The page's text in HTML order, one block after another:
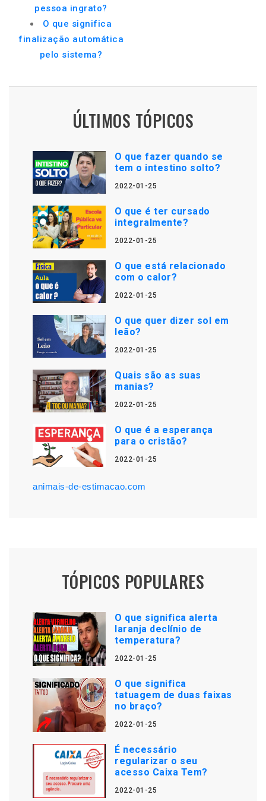
pessoa ingrato?
O que significa
finalização automática
pelo sistema?
ÚLTIMOS TÓPICOS
O que fazer quando se
tem o intestino solto?
2022-01-25
O que é ter cursado
integralmente?
2022-01-25
O que está relacionado
com o calor?
2022-01-25
O que quer dizer sol em
leão?
2022-01-25
Quais são as suas
manias?
2022-01-25
O que é a esperança
para o cristão?
2022-01-25
animais-de-estimacao.com
TÓPICOS POPULARES
O que significa alerta
laranja declínio de
temperatura?
2022-01-25
O que significa
tatuagem de duas faixas
no braço?
2022-01-25
É necessário
regularizar o seu
acesso Caixa Tem?
2022-01-25